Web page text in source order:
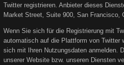
Twitter registrieren. Anbieter dieses
Market Street, Suite 900, San Francisco,
Wenn Sie sich für die Registrierung mit
automatisch auf die Plattform von Twitter
sich mit Ihren Nutzungsdaten anmelden.
unserer Website bzw. unseren Diensten